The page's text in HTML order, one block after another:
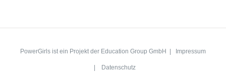
PowerGirls ist ein Projekt der Education Group GmbH | Impressum
Datenschutz